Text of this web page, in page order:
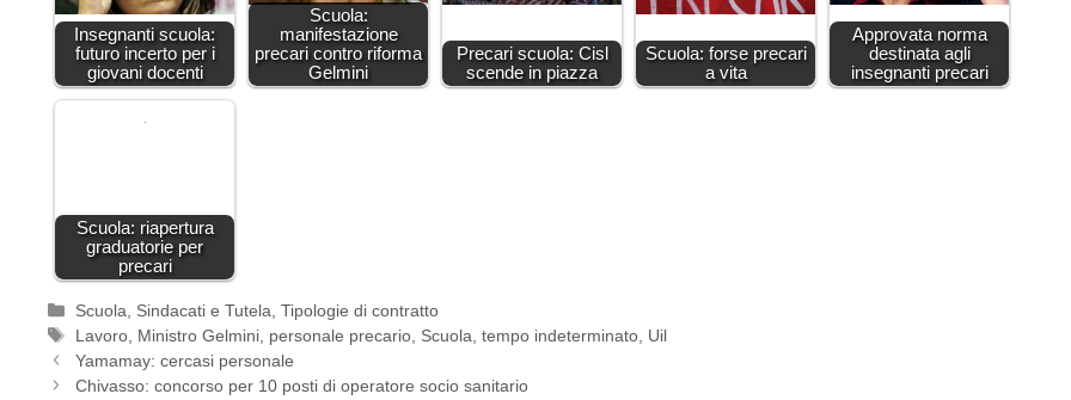
Insegnanti scuola:
futuro incerto per i
giovani docenti
Scuola:
manifestazione
precari contro riforma
Gelmini
Precari scuola: Cisl
scende in piazza
Scuola: forse precari
a vita
Approvata norma
destinata agli
insegnanti precari
Scuola: riapertura
graduatorie per
precari
Categorie
Scuola Sindacati e Tutela ,Tipologie di contratto
Tag
Lavoro Ministro Gelmini personale precario Scuola ,tempo indeterminato Uil
Yamamay: cercasi personale
Chivasso: concorso per 10 posti di operatore socio sanitario